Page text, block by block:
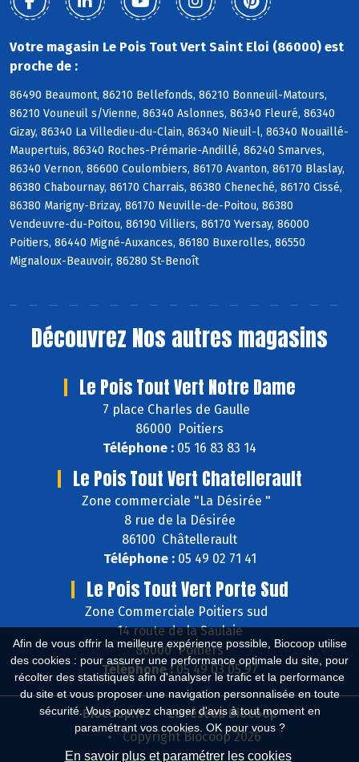
Afin de vous offrir la meilleure expérience possible, Biocoop utilise
des cookies : pour assurer une performance optimale du site, pour
récolter des statistiques afin d'analyser le trafic et la performance
du site et vous proposer une navigation personnalisée en toute
sécurité. Vous pouvez changer d'avis à tout moment en
paramétrant vos cookies. OK pour vous ?
En savoir plus et paramétrer les cookies
Votre magasin Le Pois Tout Vert Saint Eloi (86000) est
proche de :
86490 Beaumont, 86210 Bellefonds, 86210 Bonneuil-Matours,
86210 Vouneuil s/Vienne, 86340 Aslonnes, 86340 Fleuré, 86340
Gizay, 86340 La Villedieu-du-Clain, 86340 Nieuil-l, 86340 Nouaillé-
Maupertuis, 86340 Roches-Prémarie-Andillé, 86240 Smarves,
86340 Vernon, 86600 Coulombiers, 86170 Avanton, 86170 Blaslay,
86380 Chabournay, 86170 Charrais, 86380 Cheneché, 86170 Cissé,
86380 Marigny-Brizay, 86170 Neuville-de-Poitou, 86380
Vendeuvre-du-Poitou, 86190 Villiers, 86170 Yversay, 86000
Poitiers, 86440 Migné-Auxances, 86180 Buxerolles, 86550
Mignaloux-Beauvoir, 86280 St-Benoît
Découvrez Nos autres magasins
Le Pois Tout Vert Notre Dame
7 place Charles de Gaulle
86000 Poitiers
Téléphone : 05 16 83 83 14
Le Pois Tout Vert Chatellerault
Zone commerciale "La Désirée "
8 rue de la Désirée
86100 Châtellerault
Téléphone :05 49 02 71 41
Le Pois Tout Vert Porte Sud
Zone Commerciale Poitiers sud
14 route de la Saulaie
86000 Poitiers
Téléphone :05 49 03 05 97
Biocoop.fr
Le réseau Biocoop
Copyright Biocoop 2026